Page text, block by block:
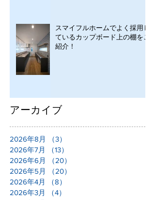
スマイフルホームでよく採用し
ているカップボード上の棚をご
紹介！
アーカイブ
2026年8月 （3）
2026年7月
（13）
2026年6月
（20）
2026年5月
（20）
2026年4月
（8）
2026年3月
（4）